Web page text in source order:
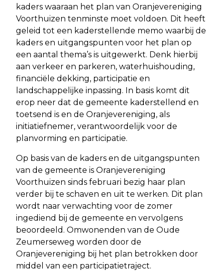
kaders waaraan het plan van Oranjevereniging
Voorthuizen tenminste moet voldoen. Dit heeft
geleid tot een kaderstellende memo waarbij de
kaders en uitgangspunten voor het plan op
een aantal thema’s is uitgewerkt. Denk hierbij
aan verkeer en parkeren, waterhuishouding,
financiële dekking, participatie en
landschappelijke inpassing. In basis komt dit
erop neer dat de gemeente kaderstellend en
toetsend is en de Oranjevereniging, als
initiatiefnemer, verantwoordelijk voor de
planvorming en participatie.
Op basis van de kaders en de uitgangspunten
van de gemeente is Oranjevereniging
Voorthuizen sinds februari bezig haar plan
verder bij te schaven en uit te werken. Dit plan
wordt naar verwachting voor de zomer
ingediend bij de gemeente en vervolgens
beoordeeld. Omwonenden van de Oude
Zeumerseweg worden door de
Oranjevereniging bij het plan betrokken door
middel van een participatietraject.